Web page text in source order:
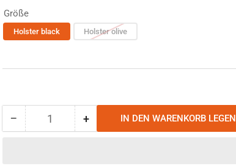
Größe
Holster black Holster olive
− Menge
Anzahl +Menge
IN DEN WARENKORB LEGEN